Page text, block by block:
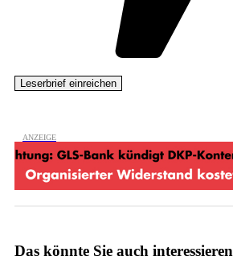
Das könnte Sie auch interessieren